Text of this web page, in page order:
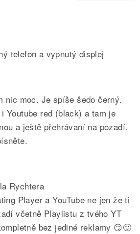
telefon a vypnutý displej
nic moc. Je spíše šedo černý.
Youtube red (black) a tam je
a ještě přehrávaní na pozadí.
Rychtera
Player a YouTube ne jen že ti
včetně Playlistu z tvého YT
bez jediné reklamy 😏🙂